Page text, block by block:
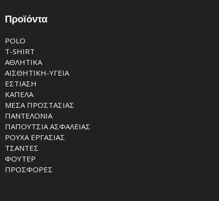
Προϊόντα
POLO
T-SHIRT
ΑΘΛΗΤΙΚΑ
ΑΙΣΘΗΤΙΚΗ-ΥΓΕΙΑ
ΕΣΤΙΑΣΗ
ΚΑΠΕΛΑ
ΜΕΣΑ ΠΡΟΣΤΑΣΙΑΣ
ΠΑΝΤΕΛΟΝΙΑ
ΠΑΠΟΥΤΣΙΑ ΑΣΦΑΛΕΙΑΣ
ΡΟΥΧΑ ΕΡΓΑΣΙΑΣ
ΤΣΑΝΤΕΣ
ΦΟΥΤΕΡ
ΠΡΟΣΦΟΡΕΣ